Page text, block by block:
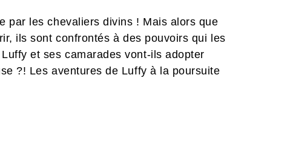
par les chevaliers divins ! Mais alors que
ils sont confrontés à des pouvoirs qui les
et ses camarades vont-ils adopter
?! Les aventures de Luffy à la poursuite